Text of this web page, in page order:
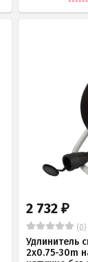
2 732 ₽
(0)
Удлинитель
2x0.75-30m